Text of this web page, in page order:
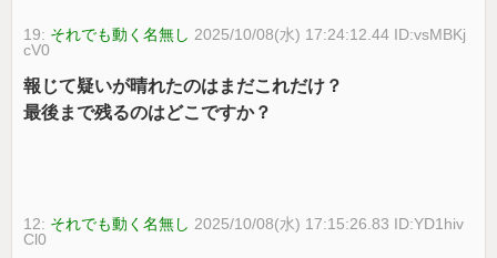
19: それでも動く名無し 2025/10/08(水) 17:24:12.44 ID:vsMBKj
cV0
報じて疑いが晴れたのはまだこれだけ？
最後まで残るのはどこですか？
12: それでも動く名無し 2025/10/08(水) 17:15:26.83 ID:YD1hiv
Cl0